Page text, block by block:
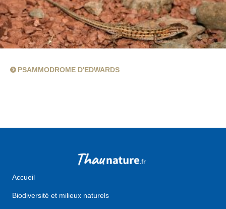
PSAMMODROME D'EDWARDS
Accueil
Biodiversité et milieux naturels